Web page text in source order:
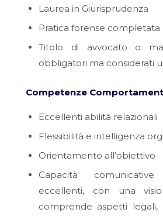
Laurea in Giurisprudenza
Pratica forense completata
Titolo di avvocato o
obbligatori ma considerati
Competenze
Eccellenti abilità relazionali
Flessibilità e intelligenza
Orientamento all’obiettivo
Capacità
eccellenti, con una
comprende aspetti legali,